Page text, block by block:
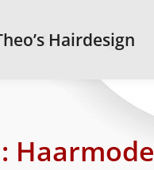
Hairdesign
Haarmode
Hairdesign